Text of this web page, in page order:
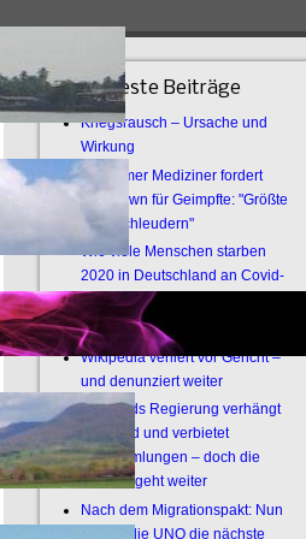
Neueste Beiträge
Kriegsrausch – Ursache und
Wirkung
Bochumer Mediziner fordert
Lockdown für Geimpfte: "Größte
Virenschleudern"
Wie viele Menschen starben
2020 in Deutschland an Covid-
19?
Offener Brief an die Armee
Wikipedia verliert vor Gericht –
und denunziert weiter
Thailands Regierung verhängt
Notstand und verbietet
Versammlungen – doch die
Revolte geht weiter
Nach dem Migrationspakt: Nun
zündet die UNO die nächste